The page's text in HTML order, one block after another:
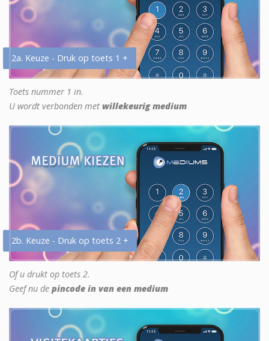
2a. Keuze - Druk op toets 1 +
Toets nummer 1 in.
U wordt verbonden met willekeurig medium
2b. Keuze - Druk op toets 2 +
Of u drukt op toets 2.
Geef nu de pincode in van een medium